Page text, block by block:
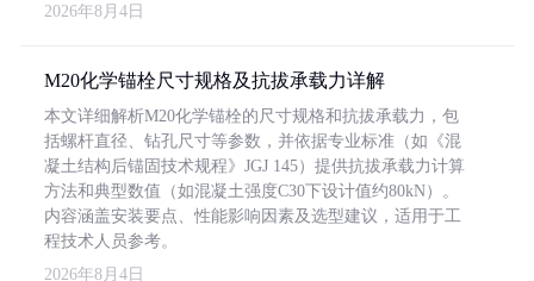
2026年8月4日
M20化学锚栓尺寸规格及抗拔承载力详解
本文详细解析M20化学锚栓的尺寸规格和抗拔承载力，包
括螺杆直径、钻孔尺寸等参数，并依据专业标准（如《混
凝土结构后锚固技术规程》JGJ 145）提供抗拔承载力计算
方法和典型数值（如混凝土强度C30下设计值约80kN）。
内容涵盖安装要点、性能影响因素及选型建议，适用于工
程技术人员参考。
2026年8月4日